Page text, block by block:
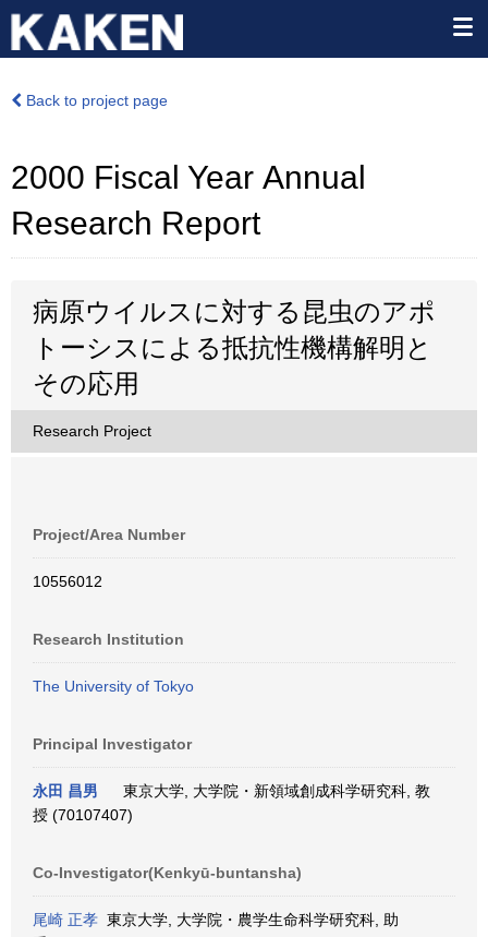
Back to project page
2000 Fiscal Year Annual
Research Report
病原ウイルスに対する昆虫のアポ
トーシスによる抵抗性機構解明と
その応用
Research Project
Project/Area Number
10556012
Research Institution
The University of Tokyo
Principal Investigator
永田 昌男
東京大学, 大学院・新領域創成科学研究科, 教
授 (70107407)
Co-Investigator(Kenkyū-buntansha)
尾崎 正孝 東京大学, 大学院・農学生命科学研究科, 助